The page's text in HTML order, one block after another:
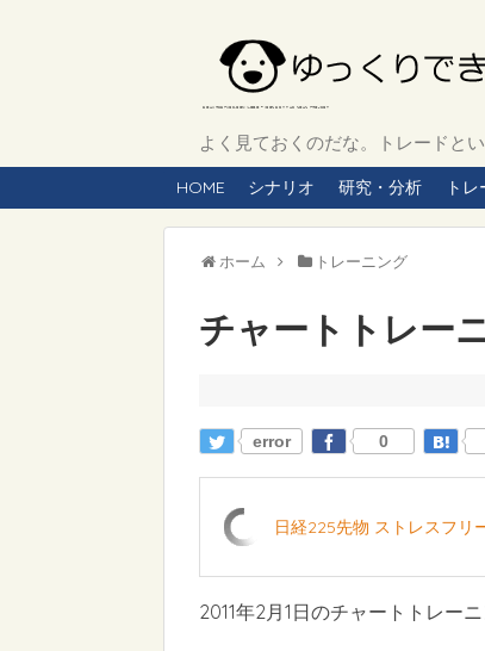
よく見ておくのだな。トレードと
HOME シナリオ 研究・分析 トレ
ホーム トレーニング
チャートトレー
error 0
日経225先物 ストレスフリ
2011年2月1日のチャートトレー